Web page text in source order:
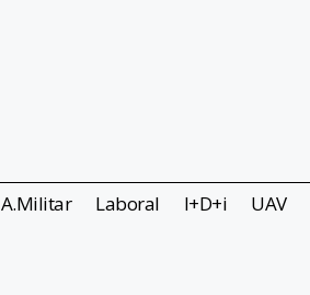
A.Militar Laboral I+D+i UAV